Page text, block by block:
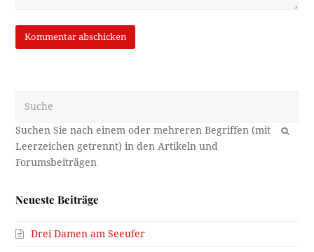
OK
Neueste Beiträge
Drei Damen am Seeufer